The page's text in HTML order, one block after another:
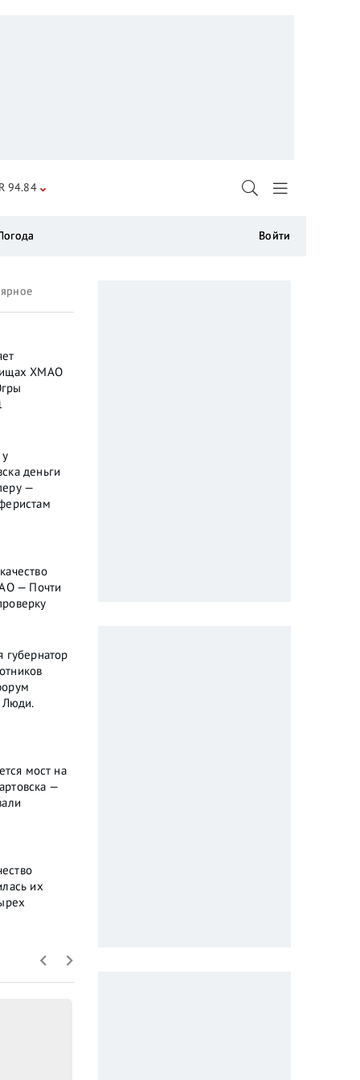
ХМАО
деньги
—
— Почти
губернатор
Люди.
мост на
—
их
94.84
Войти